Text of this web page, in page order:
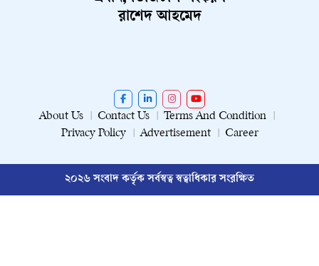
রাশেদ আহমেদ
About Us Contact Us
Terms And Condition
Privacy Policy
Advertisement Career
২০২৬ সংবাদ কর্তৃক সর্বস্বত্ব স্বত্বাধিকার সংরক্ষিত